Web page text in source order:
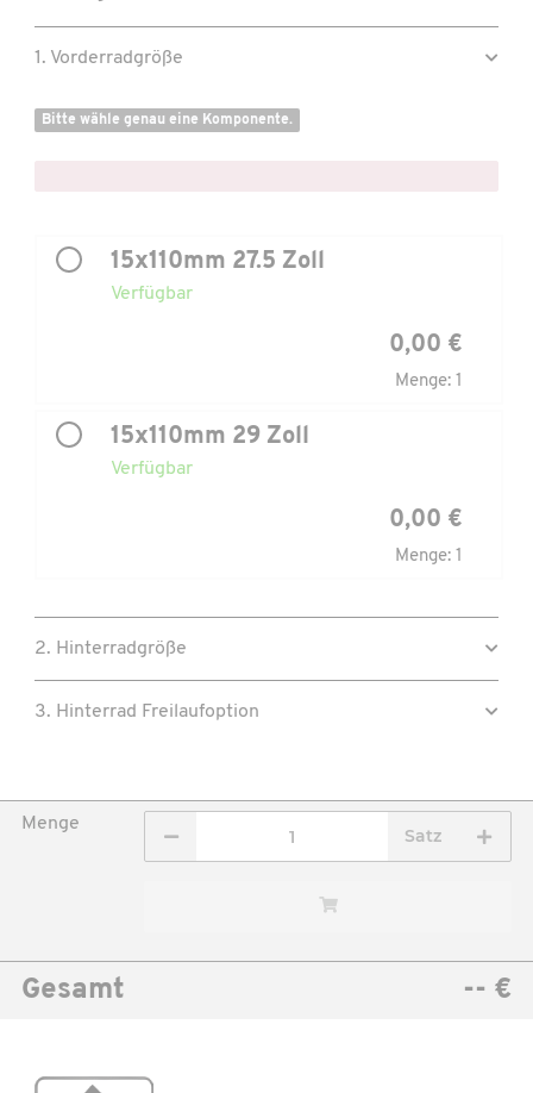
1. Vorderradgröße
Bitte wähle genau eine Komponente.
15x110mm 27.5 Zoll
Verfügbar
0,00 €
Menge: 1
15x110mm 29 Zoll
Verfügbar
0,00 €
Menge: 1
2. Hinterradgröße
3. Hinterrad Freilaufoption
Menge Satz
Gesamt -- €